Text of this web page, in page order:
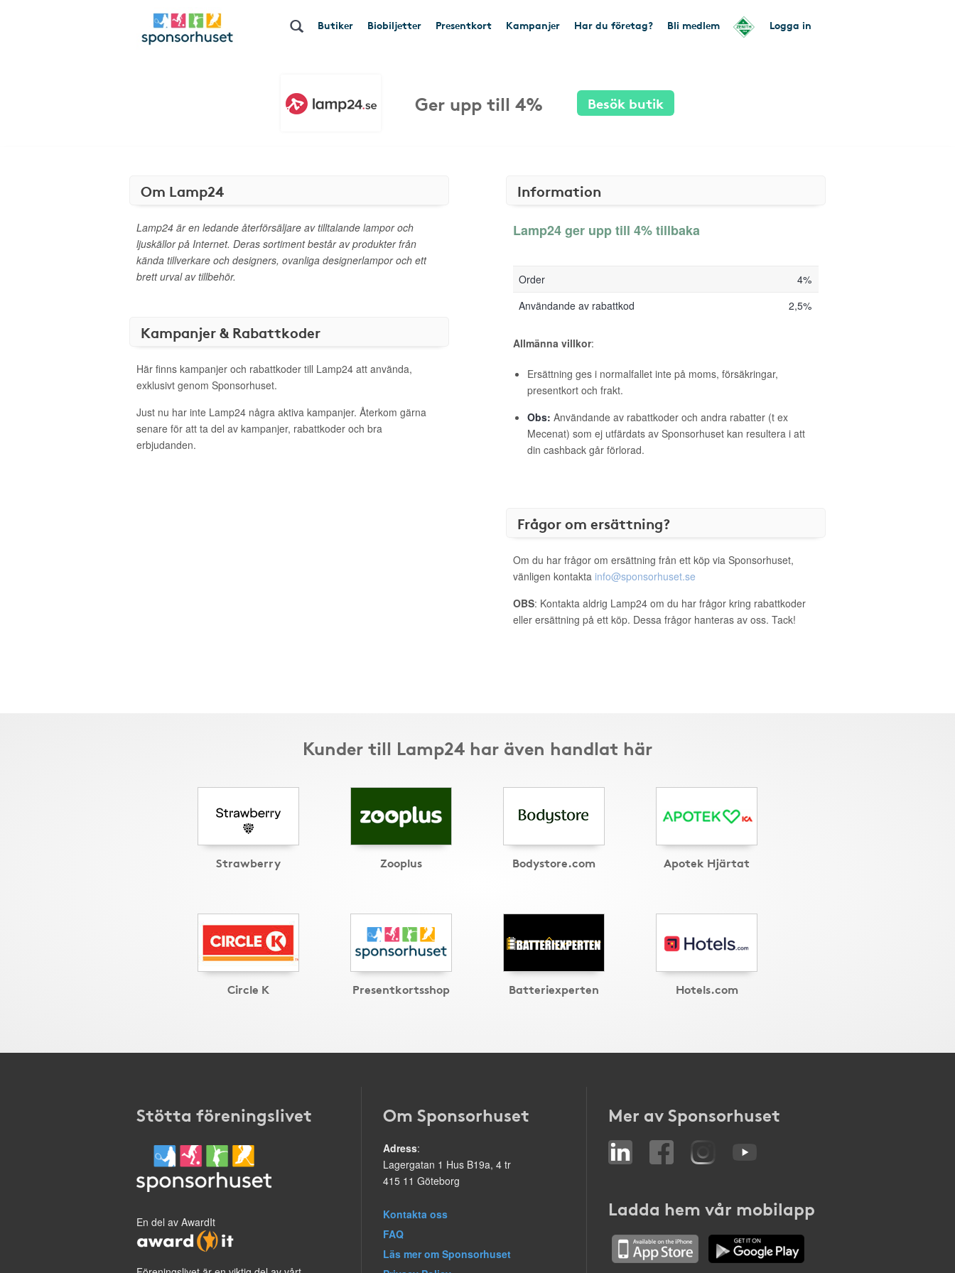
Butiker Biobiljetter Presentkort Kampanjer Har du företag? Bli medlem Logga in
Ger upp till 4% Besök butik
Om Lamp24
Lamp24 är en ledande återförsäljare av tilltalande lampor och
ljuskällor på Internet. Deras sortiment består av produkter från
kända tillverkare och designers, ovanliga designerlampor och ett
brett urval av tillbehör.
Kampanjer & Rabattkoder
Här finns kampanjer och rabattkoder till Lamp24 att använda,
exklusivt genom Sponsorhuset.
Just nu har inte Lamp24 några aktiva kampanjer. Återkom gärna
senare för att ta del av kampanjer, rabattkoder och bra
erbjudanden.
Information
Lamp24 ger upp till 4% tillbaka
Order
4%
Användande av rabattkod
2,5%
Allmänna villkor:
Ersättning ges i normalfallet inte på moms, försäkringar,
presentkort och frakt.
Obs: Användande av rabattkoder och andra rabatter (t ex
Mecenat) som ej utfärdats av Sponsorhuset kan resultera i att
din cashback går förlorad.
Frågor om ersättning?
Om du har frågor om ersättning från ett köp via Sponsorhuset,
vänligen kontakta info@sponsorhuset.se
OBS: Kontakta aldrig Lamp24 om du har frågor kring rabattkoder
eller ersättning på ett köp. Dessa frågor hanteras av oss. Tack!
Kunder till Lamp24 har även handlat här
Strawberry Zooplus Bodystore.com Apotek Hjärtat
Circle K Presentkortsshop Batteriexperten Hotels.com
Stötta föreningslivet
En del av AwardIt
Om Sponsorhuset
Adress:
Lagergatan 1 Hus B19a, 4 tr
415 11 Göteborg
Kontakta oss
FAQ
Läs mer om Sponsorhuset
Mer av Sponsorhuset
Ladda hem vår mobilapp